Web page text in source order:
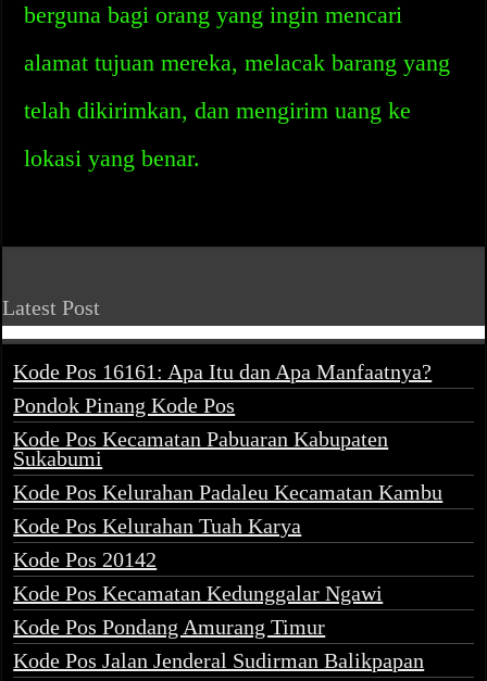
berguna bagi orang yang ingin mencari
alamat tujuan mereka, melacak barang yang
telah dikirimkan, dan mengirim uang ke
lokasi yang benar.
Latest Post
Kode Pos 16161: Apa Itu dan Apa Manfaatnya?
Pondok Pinang Kode Pos
Kode Pos Kecamatan Pabuaran Kabupaten
Sukabumi
Kode Pos Kelurahan Padaleu Kecamatan Kambu
Kode Pos Kelurahan Tuah Karya
Kode Pos 20142
Kode Pos Kecamatan Kedunggalar Ngawi
Kode Pos Pondang Amurang Timur
Kode Pos Jalan Jenderal Sudirman Balikpapan